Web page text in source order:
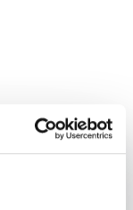
haben